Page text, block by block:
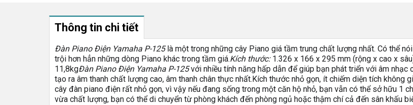
Thông tin chi tiết
Đàn Piano Điện Yamaha P-125là một trong những cây Piano giá tầm trung chất lượng nhất. Có thể
trội hơn hẳn những dòng Piano khác trong tầm giá.Kích thước:1.326 x 166 x 295 mm (rộng x cao x
11,8kgĐàn Piano Điện Yamaha P-125với nhiều tính năng hấp dẫn để giúp bạn phát triển với âm nhạc
tạo ra âm thanh chất lượng cao, âm thanh chân thực nhất.Kích thước nhỏ gọn, ít chiếm diện tích không
cây đàn piano điện rất nhỏ gọn, vì vậy nếu đang sống trong một căn hộ nhỏ, bạn vẫn có thể sở hữu 1
vừa chất lượng, bạn có thể di chuyển từ phòng khách đến phòng ngủ hoặc thậm chí cả đến sân khấu